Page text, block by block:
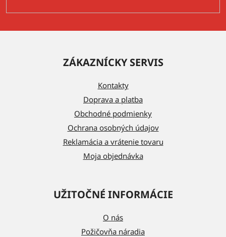
ZÁKAZNÍCKY SERVIS
Kontakty
Doprava a platba
Obchodné podmienky
Ochrana osobných údajov
Reklamácia a vrátenie tovaru
Moja objednávka
UŽITOČNÉ INFORMÁCIE
O nás
Požičovňa náradia